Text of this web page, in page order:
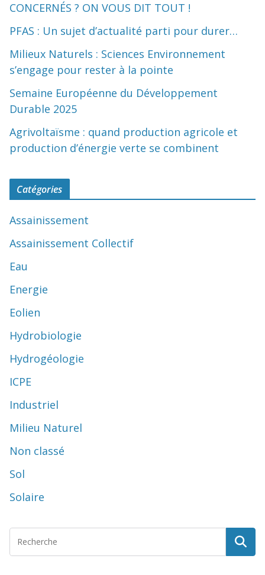
CONCERNÉS ? ON VOUS DIT TOUT !
PFAS : Un sujet d’actualité parti pour durer…
Milieux Naturels : Sciences Environnement
s’engage pour rester à la pointe
Semaine Européenne du Développement
Durable 2025
Agrivoltaïsme : quand production agricole et
production d’énergie verte se combinent
Catégories
Assainissement
Assainissement Collectif
Eau
Energie
Eolien
Hydrobiologie
Hydrogéologie
ICPE
Industriel
Milieu Naturel
Non classé
Sol
Solaire